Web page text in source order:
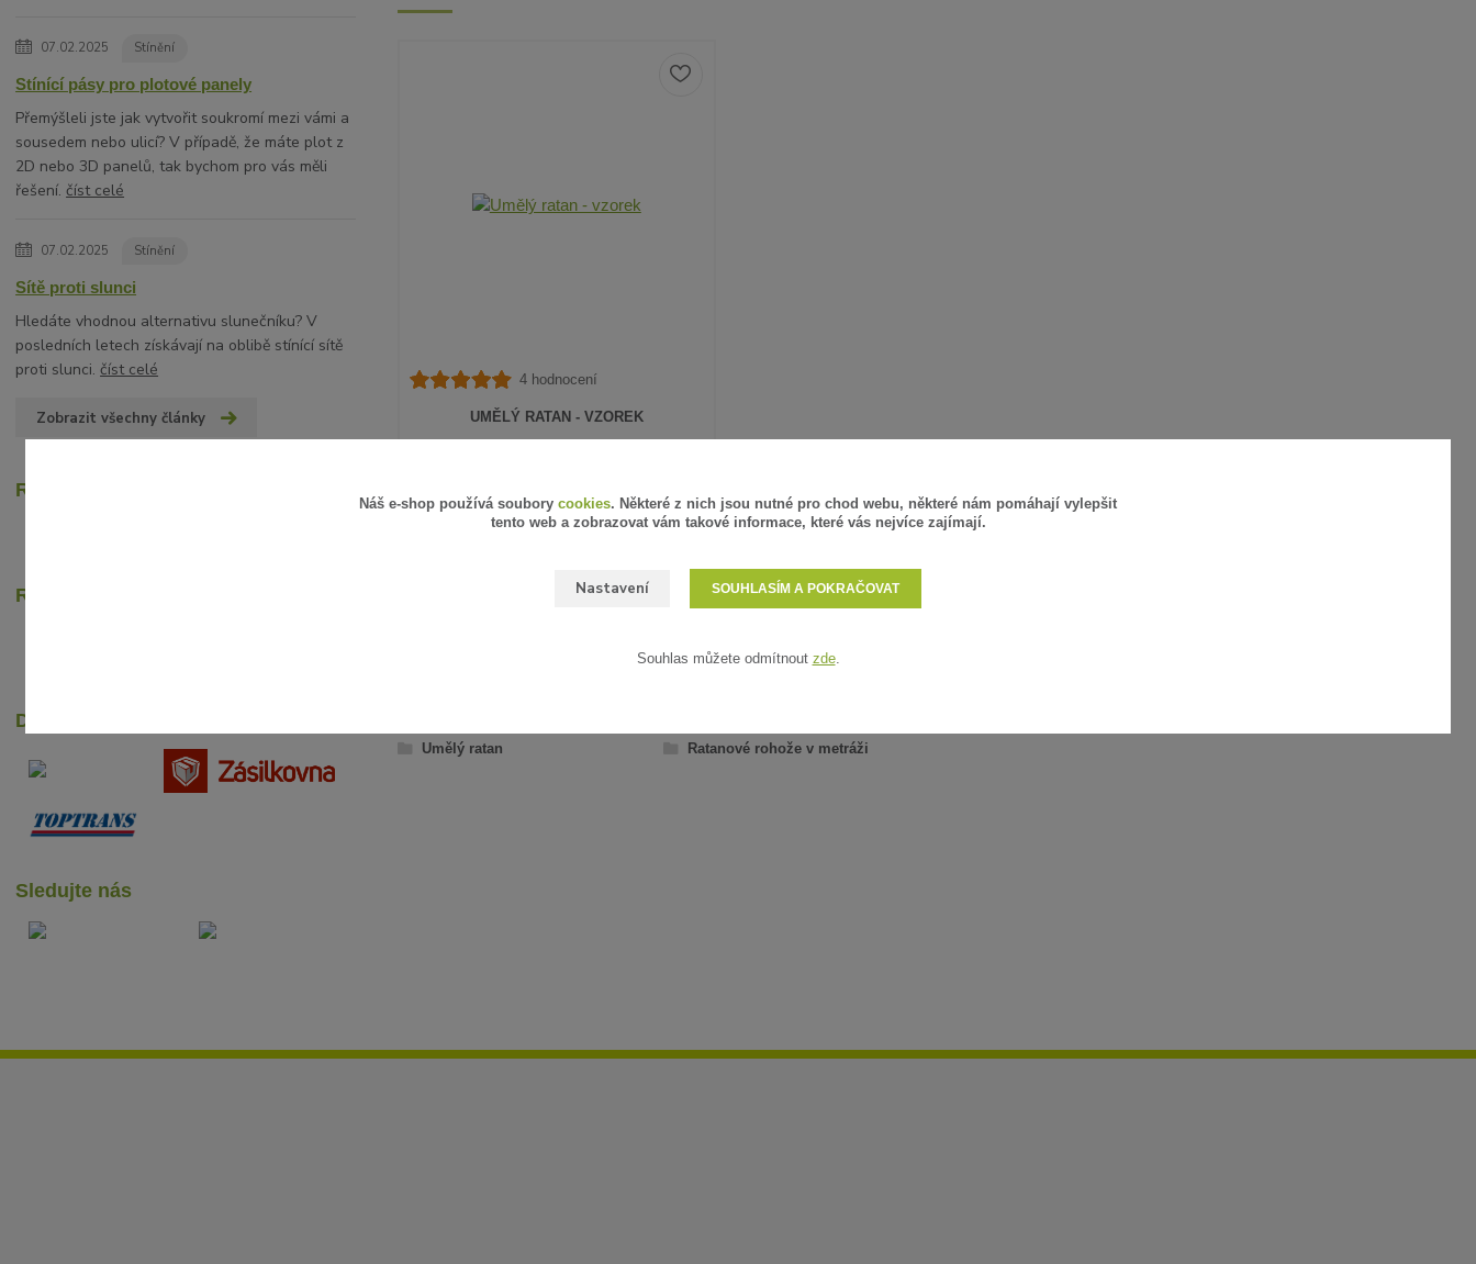
07.02.2025 Stínění
Stínící pásy pro plotové panely
Přemýšleli jste jak vytvořit soukromí mezi vámi a
sousedem nebo ulicí? V případě, že máte plot z
2D nebo 3D panelů, tak bychom pro vás měli
řešení.číst celé
07.02.2025 Stínění
Sítě proti slunci
Hledáte vhodnou alternativu slunečníku? V
posledních letech získávají na oblibě stínící sítě
proti slunci.číst celé
Zobrazit všechny články
Recenze zákazníků
Rychlé online platby
Dopravci
Sledujte nás
4 hodnocení
UMĚLÝ RATAN - VZOREK
ZVOLIT VARIANTU
Umělý ratan Ratanové rohože v metráži
Náš e-shop používá soubory cookies. Některé z nich jsou nutné pro chod webu, některé nám pomáhají vylepšit
tento web a zobrazovat vám takové informace, které vás nejvíce zajímají.
Nastavení SOUHLASÍM A POKRAČOVAT
Souhlas můžete odmítnout zde.